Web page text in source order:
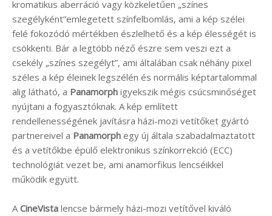
kromatikus aberráció vagy közkeletűen „színes
szegélyként”emlegetett színfelbomlás, ami a kép szélei
felé fokozódó mértékben észlelhető és a kép élességét is
csökkenti. Bár a legtöbb néző észre sem veszi ezt a
csekély „színes szegélyt”, ami általában csak néhány pixel
széles a kép éleinek legszélén és normális képtartalommal
alig látható, a Panamorph igyekszik mégis csúcsminőséget
nyújtani a fogyasztóknak. A kép említett
rendellenességének javításra házi-mozi vetítőket gyártó
partnereivel a Panamorph egy új általa szabadalmaztatott
és a vetítőkbe épülő elektronikus színkorrekció (ECC)
technológiát vezet be, ami anamorfikus lencséikkel
működik együtt.
A CineVista lencse bármely házi-mozi vetítővel kiváló